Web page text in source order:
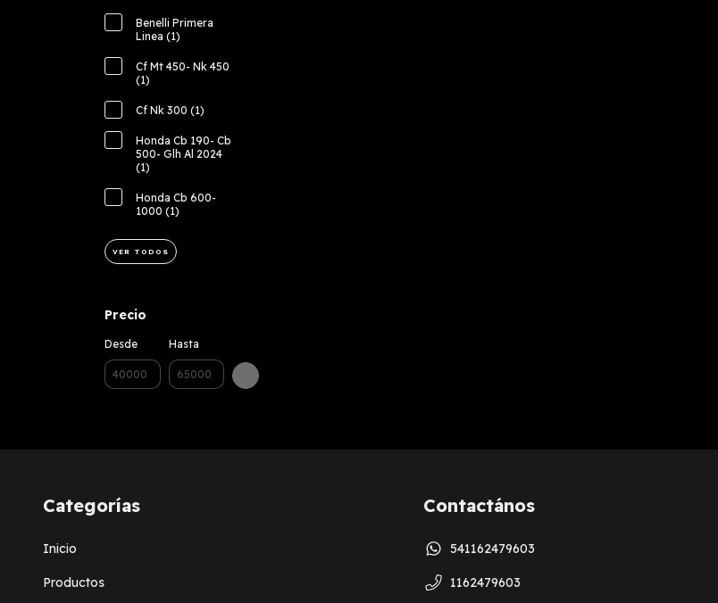
Benelli Primera
Linea (1)
Cf Mt 450- Nk 450
(1)
Cf Nk 300 (1)
Honda Cb 190- Cb
500- Glh Al 2024
(1)
Honda Cb 600-
1000 (1)
VER TODOS
Precio
Desde Hasta
Categorías
Inicio
Productos
Contactános
541162479603
1162479603